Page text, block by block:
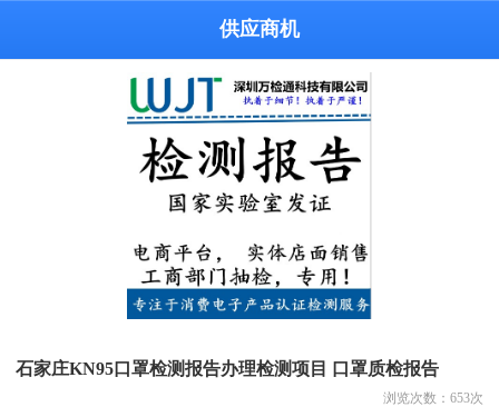
供应商机
石家庄KN95口罩检测报告办理检测项目 口罩质检报告
浏览次数： 653次